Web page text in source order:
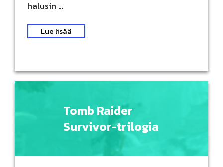
halusin …
Lue lisää
Tomb Raider
Survivor-trilogia